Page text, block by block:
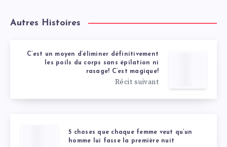
Autres Histoires
C’est un moyen d’éliminer définitivement
les poils du corps sans épilation ni
rasage! C’est magique!
Récit suivant
5 choses que chaque femme veut qu’un
homme lui fasse la première nuit